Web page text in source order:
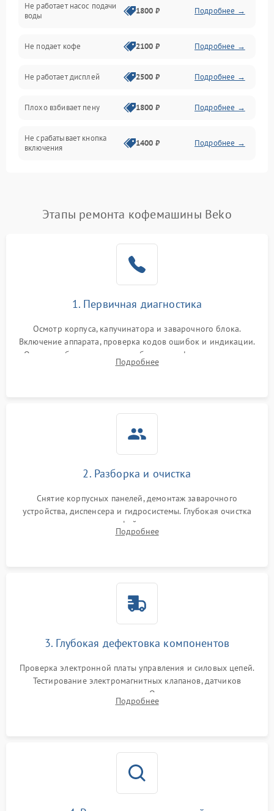
Проблемы с водой
Проблемы с капучинатором и паром
Управление и электроника
Программное обеспечение
Не работает насос подачи
воды
1800 ₽ Подробнее →
Не подает кофе 2100 ₽ Подробнее →
Не работает дисплей 2500 ₽ Подробнее →
Плохо взбивает пену 1800 ₽ Подробнее →
Не срабатывает кнопка
включения
1400 ₽ Подробнее →
Постоянные сбои в работе 1500 ₽ Подробнее →
Этапы ремонта кофемашины Beko
1. Первичная диагностика
Осмотр корпуса, капучинатора и заварочного блока.
Включение аппарата, проверка кодов ошибок и индикации.
Оценка работы помпы, термоблока и кофемолки на слух.
Измерение температуры и давления воды для выявления
Подробнее
2. Разборка и очистка
Снятие корпусных панелей, демонтаж заварочного
устройства, диспенсера и гидросистемы. Глубокая очистка
внутренних узлов от кофейных масел, жмыха и накипи.
Промывка дренажных каналов и фильтров с использованием
Подробнее
3. Глубокая дефектовка компонентов
Проверка электронной платы управления и силовых цепей.
Тестирование электромагнитных клапанов, датчиков
температуры и расходомера. Оценка степени износа
жерновов кофемолки, уплотнительных колец гидросистемы
Подробнее